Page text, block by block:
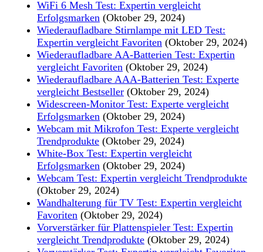
WiFi 6 Mesh Test: Expertin vergleicht
Erfolgsmarken (Oktober 29, 2024)
Wiederaufladbare Stirnlampe mit LED Test:
Expertin vergleicht Favoriten (Oktober 29, 2024)
Wiederaufladbare AA-Batterien Test: Expertin
vergleicht Favoriten (Oktober 29, 2024)
Wiederaufladbare AAA-Batterien Test: Experte
vergleicht Bestseller (Oktober 29, 2024)
Widescreen-Monitor Test: Experte vergleicht
Erfolgsmarken (Oktober 29, 2024)
Webcam mit Mikrofon Test: Experte vergleicht
Trendprodukte (Oktober 29, 2024)
White-Box Test: Expertin vergleicht
Erfolgsmarken (Oktober 29, 2024)
Webcam Test: Expertin vergleicht Trendprodukte
(Oktober 29, 2024)
Wandhalterung für TV Test: Expertin vergleicht
Favoriten (Oktober 29, 2024)
Vorverstärker für Plattenspieler Test: Expertin
vergleicht Trendprodukte (Oktober 29, 2024)